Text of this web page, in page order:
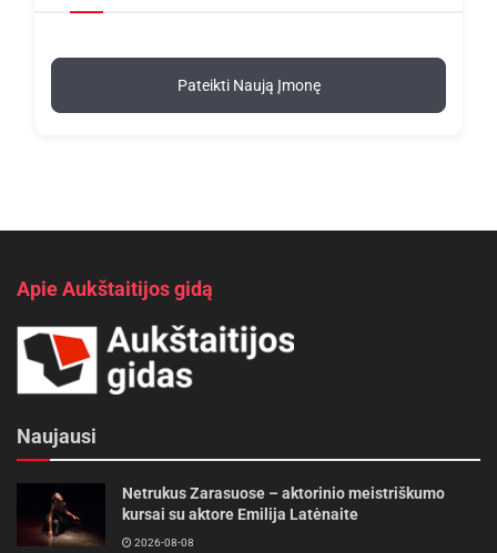
Pateikti Naują Įmonę
Apie Aukštaitijos gidą
Naujausi
Netrukus Zarasuose – aktorinio meistriškumo
kursai su aktore Emilija Latėnaite
2026-08-08